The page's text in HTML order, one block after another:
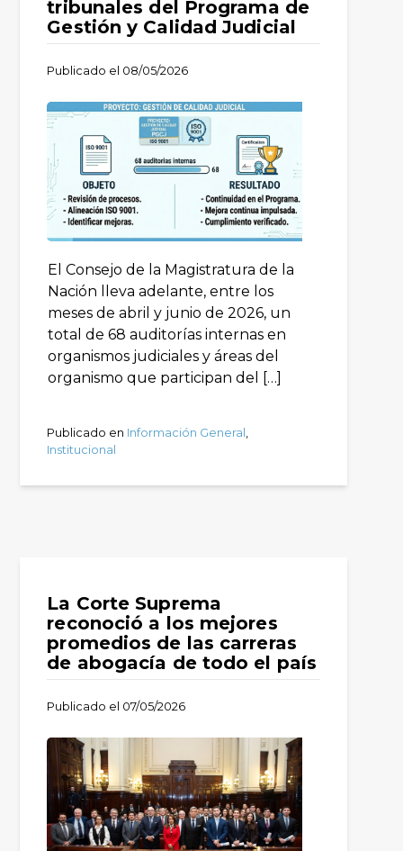
tribunales del Programa de
Gestión y Calidad Judicial
Publicado el 08/05/2026
El Consejo de la Magistratura de la
Nación lleva adelante, entre los
meses de abril y junio de 2026, un
total de 68 auditorías internas en
organismos judiciales y áreas del
organismo que participan del […]
Publicado en Información General
Institucional
La Corte Suprema
reconoció a los mejores
promedios de las carreras
de abogacía de todo el país
Publicado el 07/05/2026